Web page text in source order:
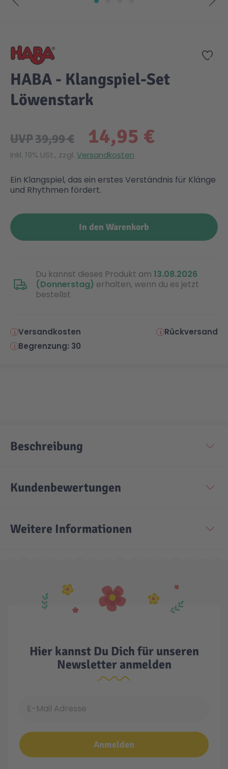
Zur
HABA - Klangspiel-Set
Löwenstark
14,95 €
UVP39,99 €
Inkl. 19% USt., zzgl. Versandkosten
Ein Klangspiel, das ein erstes Verständnis für Klänge
und Rhythmen fördert.
In den Warenkorb
Du kannst dieses Produkt am 13.08.2026
(Donnerstag) erhalten, wenn du es jetzt
bestellst
Versandkosten
Rückversand
Begrenzung: 30
Beschreibung
Kundenbewertungen
Weitere Informationen
Hier kannst Du Dich für unseren
Newsletter anmelden
Anmelden